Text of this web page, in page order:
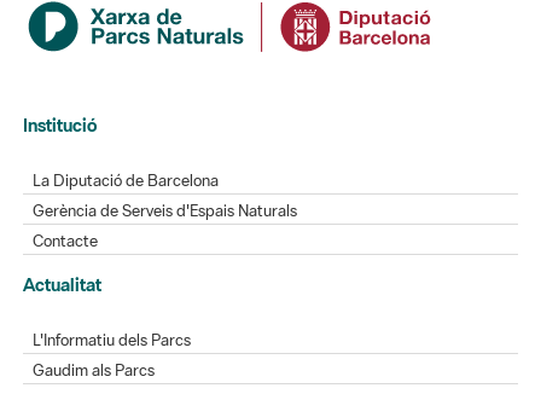
Institució
Gerència de Serveis d'Espais Naturals
Actualitat
L'Informatiu dels Parcs
Gaudim als Parcs
Directori de contacte